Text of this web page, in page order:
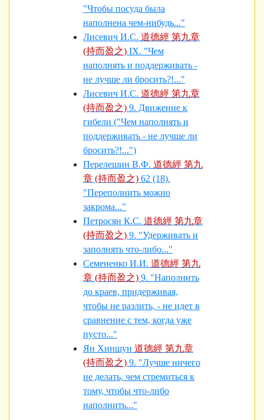
"Чтобы посуда была
наполнена чем-нибудь..."
Лисевич И.С. 道德經 第九章
(持而盈之) IX. "Чем
наполнять и поддерживать -
не лучше ли бросить?!..."
Лисевич И.С. 道德經 第九章
(持而盈之) 9. Движение к
гибели ("Чем наполнять и
поддерживать - не лучше ли
бросить?!...")
Перелешин В.Ф. 道德經 第九
章 (持而盈之) 62 (18).
"Переполнить можно
закрома..."
Петросян К.С. 道德經 第九章
(持而盈之) 9. "Удерживать и
заполнять что-либо..."
Семененко И.И. 道德經 第九
章 (持而盈之) 9. "Наполнить
до краев, придерживая,
чтобы не разлить, - не идет в
сравнение с тем, когда уже
пусто..."
Ян Хиншун 道德經 第九章
(持而盈之) 9. "Лучше ничего
не делать, чем стремиться к
тому, чтобы что-либо
наполнить..."